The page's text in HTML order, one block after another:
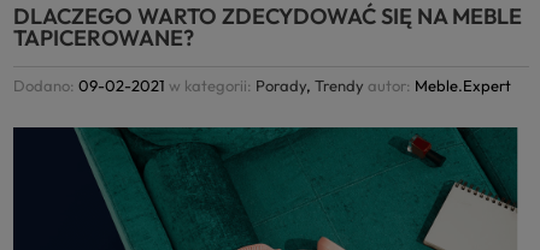
DLACZEGO WARTO ZDECYDOWAĆ SIĘ NA MEBLE
TAPICEROWANE?
Dodano:09-02-2021 w kategorii: Porady,Trendy autor: Meble.Expert